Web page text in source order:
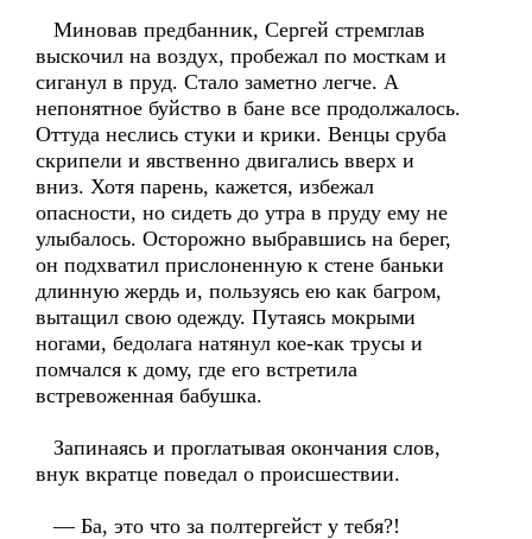
Миновав предбанник, Сергей стремглав
выскочил на воздух, пробежал по мосткам и
сиганул в пруд. Стало заметно легче. А
непонятное буйство в бане все продолжалось.
Оттуда неслись стуки и крики. Венцы сруба
скрипели и явственно двигались вверх и
вниз. Хотя парень, кажется, избежал
опасности, но сидеть до утра в пруду ему не
улыбалось. Осторожно выбравшись на берег,
он подхватил прислоненную к стене баньки
длинную жердь и, пользуясь ею как багром,
вытащил свою одежду. Путаясь мокрыми
ногами, бедолага натянул кое-как трусы и
помчался к дому, где его встретила
встревоженная бабушка.
Запинаясь и проглатывая окончания слов,
внук вкратце поведал о происшествии.
— Ба, это что за полтергейст у тебя?!